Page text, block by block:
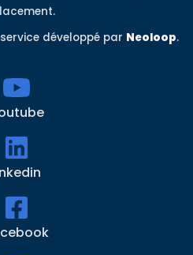
développé par Neoloop.